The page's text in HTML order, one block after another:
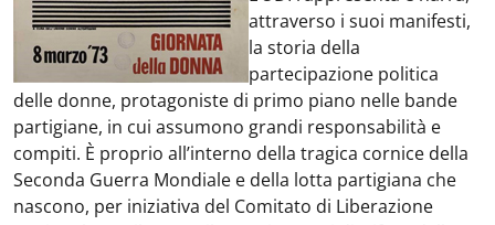
attraverso i suoi manifesti,
la storia della
partecipazione politica
delle donne, protagoniste di primo piano nelle bande
partigiane, in cui assumono grandi responsabilità e
compiti. È proprio all’interno della tragica cornice della
Seconda Guerra Mondiale e della lotta partigiana che
nascono, per iniziativa del Comitato di Liberazione